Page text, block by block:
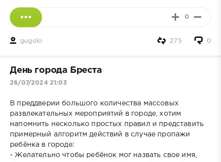
0
gugolo 0
275
День города Бреста
26/07/2024 21:03
В преддверии большого количества массовых
развлекательных мероприятий в городе, хотим
напомнить несколько простых правил и представить
примерный алгоритм действий в случае пропажи
ребёнка в городе:
- Желательно чтобы ребёнок мог назвать свое имя,